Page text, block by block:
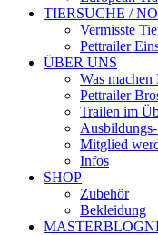
TIERSUCHE /
Vermisste
Pettrailer
ÜBER UNS
Was machen
Pettrailer
Trailen im
Mitglied
Infos
SHOP
Zubehör
Bekleidung
MASTERBLOG